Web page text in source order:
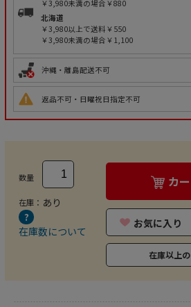
￥3,980未満の場合￥880
北海道
￥3,980以上で送料￥550
￥3,980未満の場合￥1,100
沖縄・離島配送不可
返品不可・日曜祝日指定不可
数量
在庫： あり
在庫数について
カ
お気に入り
在庫以上